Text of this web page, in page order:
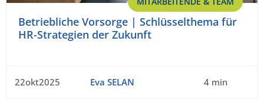
Betriebliche Vorsorge | Schlüsselthema für
HR-Strategien der Zukunft
22okt2025 Eva SELAN 4 min